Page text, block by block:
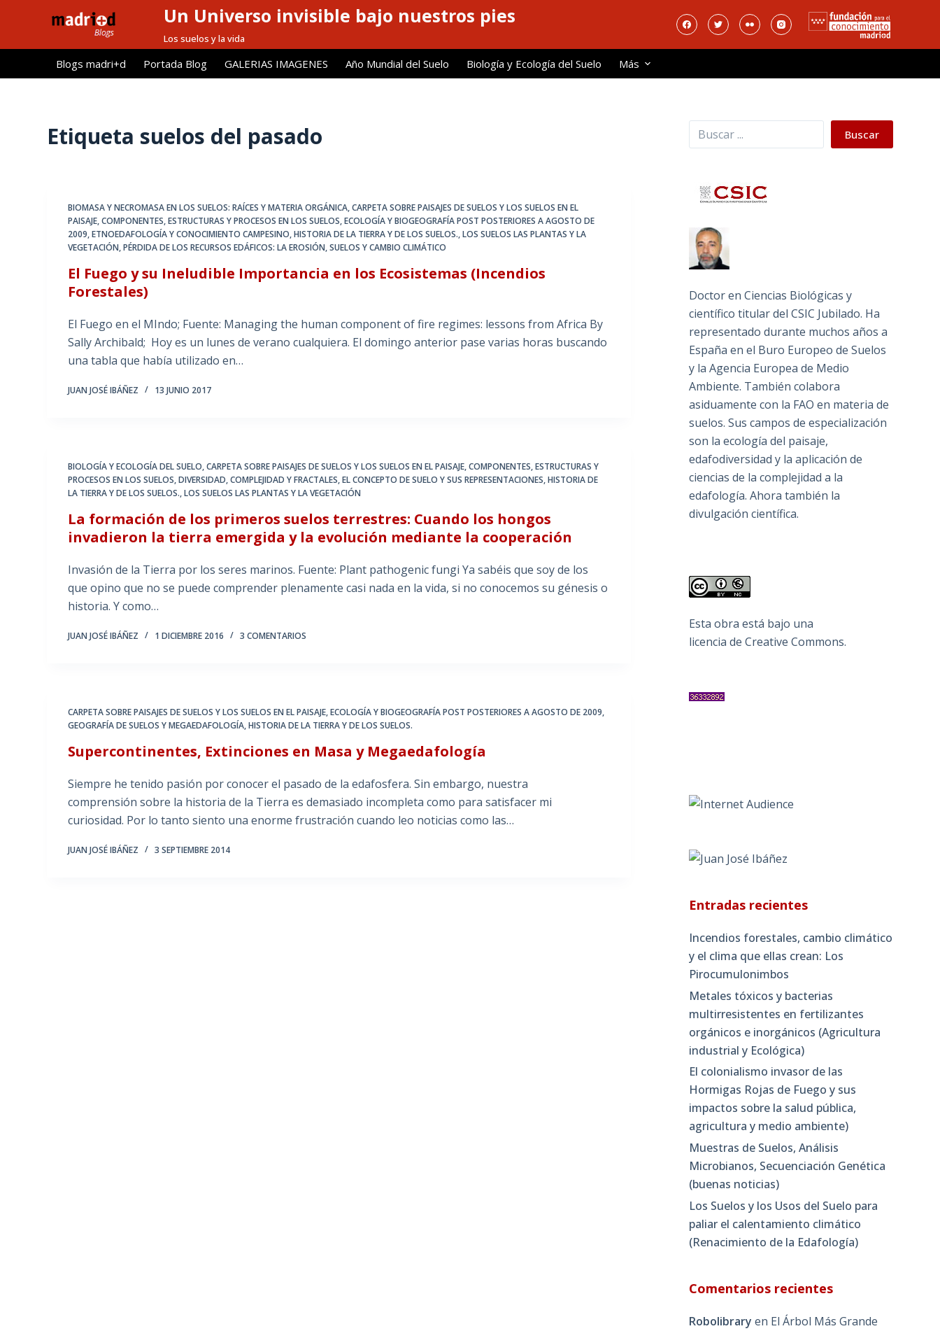
l
Un Universo invisible bajo nuestros pies
Los suelos y la vida
Blogs madri+d Portada Blog GALERIAS IMAGENES Año Mundial del Suelo Biología y Ecología del Suelo Más
Etiqueta suelos del pasado
BIOMASA Y NECROMASA EN LOS SUELOS: RAÍCES Y MATERIA ORGÁNICA,CARPETA SOBRE PAISAJES DE SUELOS Y LOS SUELOS EN EL
PAISAJE,COMPONENTES, ESTRUCTURAS Y PROCESOS EN LOS SUELOS,ECOLOGÍA Y BIOGEOGRAFÍA POST POSTERIORES A AGOSTO DE
2009,ETNOEDAFOLOGÍA Y CONOCIMIENTO CAMPESINO,HISTORIA DE LA TIERRA Y DE LOS SUELOS.,LOS SUELOS LAS PLANTAS Y LA
VEGETACIÓN,PÉRDIDA DE LOS RECURSOS EDÁFICOS: LA EROSIÓN,SUELOS Y CAMBIO CLIMÁTICO
El Fuego y su Ineludible Importancia en los Ecosistemas (Incendios
Forestales)
El Fuego en el MIndo; Fuente: Managing the human component of fire regimes: lessons from Africa By
Sally Archibald; Hoy es un lunes de verano cualquiera. El domingo anterior pase varias horas buscando
una tabla que había utilizado en…
JUAN JOSÉ IBÁÑEZ 13 JUNIO 2017
BIOLOGÍA Y ECOLOGÍA DEL SUELO,CARPETA SOBRE PAISAJES DE SUELOS Y LOS SUELOS EN EL PAISAJE,COMPONENTES, ESTRUCTURAS Y
PROCESOS EN LOS SUELOS,DIVERSIDAD, COMPLEJIDAD Y FRACTALES,EL CONCEPTO DE SUELO Y SUS REPRESENTACIONES,HISTORIA DE
LA TIERRA Y DE LOS SUELOS.,LOS SUELOS LAS PLANTAS Y LA VEGETACIÓN
La formación de los primeros suelos terrestres: Cuando los hongos
invadieron la tierra emergida y la evolución mediante la cooperación
Invasión de la Tierra por los seres marinos. Fuente: Plant pathogenic fungi Ya sabéis que soy de los
que opino que no se puede comprender plenamente casi nada en la vida, si no conocemos su génesis o
historia. Y como…
JUAN JOSÉ IBÁÑEZ 1 DICIEMBRE 2016 3 COMENTARIOS
CARPETA SOBRE PAISAJES DE SUELOS Y LOS SUELOS EN EL PAISAJE,ECOLOGÍA Y BIOGEOGRAFÍA POST POSTERIORES A AGOSTO DE 2009,
GEOGRAFÍA DE SUELOS Y MEGAEDAFOLOGÍA,HISTORIA DE LA TIERRA Y DE LOS SUELOS.
Supercontinentes, Extinciones en Masa y Megaedafología
Siempre he tenido pasión por conocer el pasado de la edafosfera. Sin embargo, nuestra
comprensión sobre la historia de la Tierra es demasiado incompleta como para satisfacer mi
curiosidad. Por lo tanto siento una enorme frustración cuando leo noticias como las…
JUAN JOSÉ IBÁÑEZ 3 SEPTIEMBRE 2014
Buscar Buscar
Doctor en Ciencias Biológicas y
científico titular del CSIC Jubilado. Ha
representado durante muchos años a
España en el Buro Europeo de Suelos
y la Agencia Europea de Medio
Ambiente. También colabora
asiduamente con la FAO en materia de
suelos. Sus campos de especialización
son la ecología del paisaje,
edafodiversidad y la aplicación de
ciencias de la complejidad a la
edafología. Ahora también la
divulgación científica.
Esta obra está bajo una
licencia de Creative Commons.
Entradas recientes
Incendios forestales, cambio climático
y el clima que ellas crean: Los
Pirocumulonimbos
Metales tóxicos y bacterias
multirresistentes en fertilizantes
orgánicos e inorgánicos (Agricultura
industrial y Ecológica)
El colonialismo invasor de las
Hormigas Rojas de Fuego y sus
impactos sobre la salud pública,
agricultura y medio ambiente)
Muestras de Suelos, Análisis
Microbianos, Secuenciación Genética
(buenas noticias)
Los Suelos y los Usos del Suelo para
paliar el calentamiento climático
(Renacimiento de la Edafología)
Comentarios recientes
Robolibrary en El Árbol Más Grande